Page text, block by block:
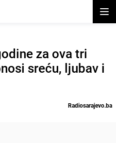
za ova tri
sreću, ljubav i
Radiosarajevo.ba